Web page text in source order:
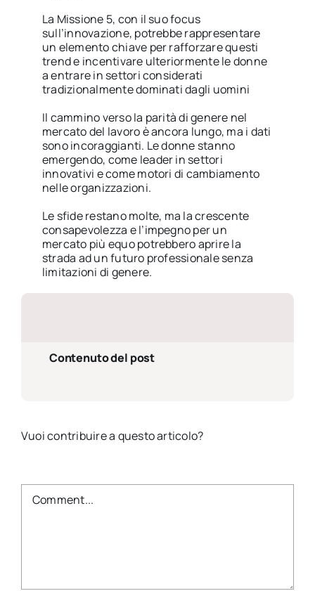
La Missione 5, con il suo focus
sull’innovazione, potrebbe rappresentare
un elemento chiave per rafforzare questi
trend e incentivare ulteriormente le donne
a entrare in settori considerati
tradizionalmente dominati dagli uomini
Il cammino verso la parità di genere nel
mercato del lavoro è ancora lungo, ma i dati
sono incoraggianti. Le donne stanno
emergendo, come leader in settori
innovativi e come motori di cambiamento
nelle organizzazioni.
Le sfide restano molte, ma la crescente
consapevolezza e l’impegno per un
mercato più equo potrebbero aprire la
strada ad un futuro professionale senza
limitazioni di genere.
Contenuto del post
Vuoi contribuire a questo articolo?
Comment